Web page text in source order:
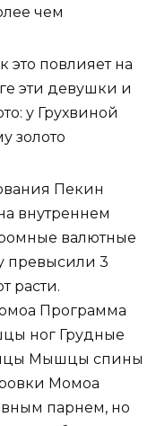
чем
это повлияет на
эти девушки и
у Грухвиной
золото
Пекин
внутреннем
валютные
превысили 3
расти.
Программа
ног Грудные
Мышцы спины
Момоа
парнем, но